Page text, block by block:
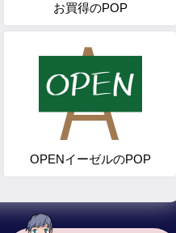
お買得のPOP
OPENイーゼルのPOP